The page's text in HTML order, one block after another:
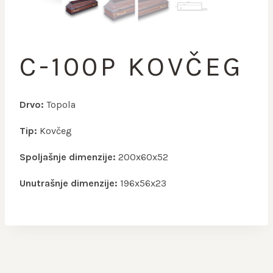
C-100P KOVČEG
Drvo: Topola
Tip: Kovčeg
Spoljašnje dimenzije: 200x60x52
Unutrašnje dimenzije: 196x56x23